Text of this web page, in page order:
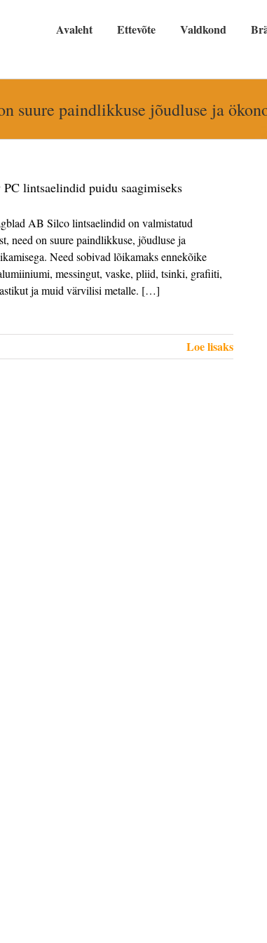
Avaleht Ettevõte Valdkond
suure paindlikkuse jõudluse ja
lintsaelindid puidu saagimiseks
AB Silco lintsaelindid on valmistatud
need on suure paindlikkuse, jõudluse ja
Need sobivad lõikamaks ennekõike
messingut, vaske, pliid, tsinki, grafiiti,
ja muid värvilisi metalle. […]
Loe lisaks